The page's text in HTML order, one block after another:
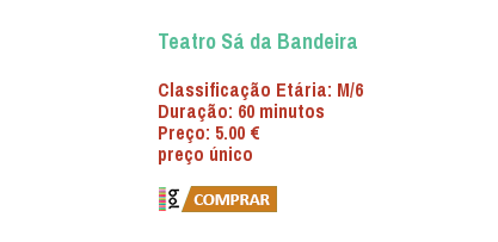
Teatro Sá da Bandeira
Classificação Etária: M/6
Duração: 60 minutos
Preço: 5.00 €
preço único